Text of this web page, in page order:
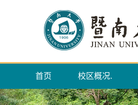
首页 校区概况.